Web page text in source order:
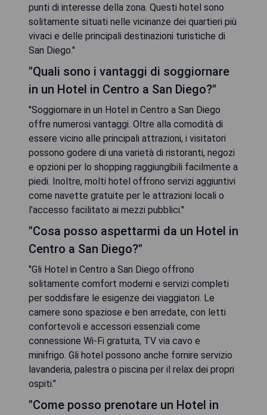
punti di interesse della zona. Questi hotel sono
solitamente situati nelle vicinanze dei quartieri più
vivaci e delle principali destinazioni turistiche di
San Diego."
"Quali sono i vantaggi di soggiornare
in un Hotel in Centro a San Diego?"
"Soggiornare in un Hotel in Centro a San Diego
offre numerosi vantaggi. Oltre alla comodità di
essere vicino alle principali attrazioni, i visitatori
possono godere di una varietà di ristoranti, negozi
e opzioni per lo shopping raggiungibili facilmente a
piedi. Inoltre, molti hotel offrono servizi aggiuntivi
come navette gratuite per le attrazioni locali o
l'accesso facilitato ai mezzi pubblici."
"Cosa posso aspettarmi da un Hotel in
Centro a San Diego?"
"Gli Hotel in Centro a San Diego offrono
solitamente comfort moderni e servizi completi
per soddisfare le esigenze dei viaggiatori. Le
camere sono spaziose e ben arredate, con letti
confortevoli e accessori essenziali come
connessione Wi-Fi gratuita, TV via cavo e
minifrigo. Gli hotel possono anche fornire servizio
lavanderia, palestra o piscina per il relax dei propri
ospiti."
"Come posso prenotare un Hotel in